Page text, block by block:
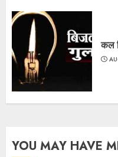
कल
YOU MAY HAVE